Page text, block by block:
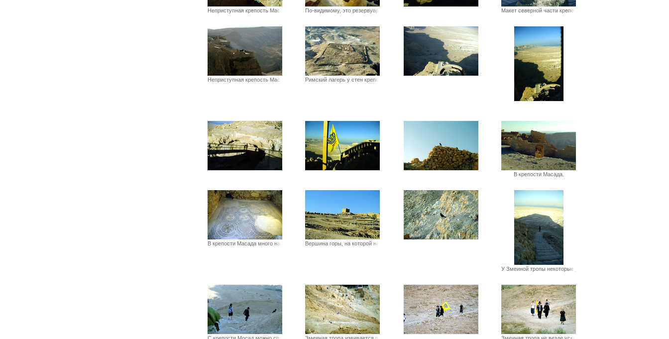
Неприступная крепость Масада. По-видимому, это резервуар для Макет северной части крепости
Неприступная крепость Масада. Римский лагерь у стен крепости
В крепости Масада.
В крепости Масада много наполь Вершина горы, на которой наход
У Змеиной тропы некоторые учас